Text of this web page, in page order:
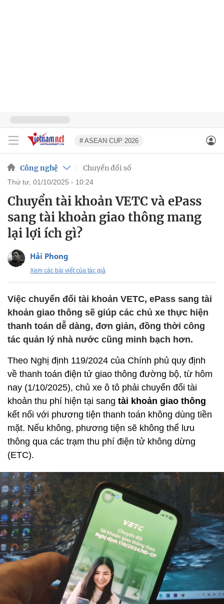
# ASEAN CUP 2026
Công nghệ Chuyển đổi số
thứ tư, 01/10/2025 - 10:24
Chuyển tài khoản VETC và ePass
sang tài khoản giao thông mang
lại lợi ích gì?
Hải Phong
Xem các bài viết của tác giả
Việc chuyển đổi tài khoản VETC, ePass sang tài
khoản giao thông sẽ giúp các chủ xe thực hiện
thanh toán dễ dàng, đơn giản, đồng thời công
tác quản lý nhà nước cũng minh bạch hơn.
Theo Nghị định 119/2024 của Chính phủ quy định
về thanh toán điện tử giao thông đường bộ, từ hôm
nay (1/10/2025), chủ xe ô tô phải chuyển đổi tài
khoản thu phí hiện tại sang tài khoản giao thông
kết nối với phương tiện thanh toán không dùng tiền
mặt. Nếu không, phương tiện sẽ không thể lưu
thông qua các trạm thu phí điện tử không dừng
(ETC).